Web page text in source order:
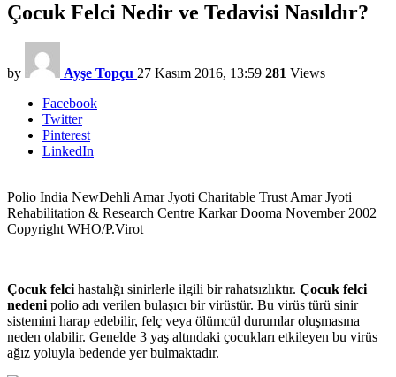
Çocuk Felci Nedir ve Tedavisi Nasıldır?
by Ayşe Topçu 27 Kasım 2016, 13:59 281 Views
Facebook
Twitter
Pinterest
LinkedIn
Polio India NewDehli Amar Jyoti Charitable Trust Amar Jyoti
Rehabilitation & Research Centre Karkar Dooma November 2002
Copyright WHO/P.Virot
Çocuk felci hastalığı sinirlerle ilgili bir rahatsızlıktır. Çocuk felci
nedeni polio adı verilen bulaşıcı bir virüstür. Bu virüs türü sinir
sistemini harap edebilir, felç veya ölümcül durumlar oluşmasına
neden olabilir. Genelde 3 yaş altındaki çocukları etkileyen bu virüs
ağız yoluyla bedende yer bulmaktadır.